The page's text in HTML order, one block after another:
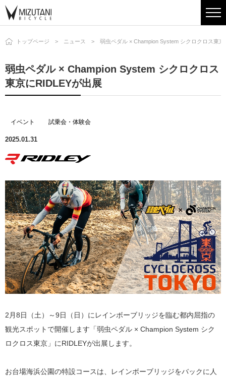
トップページ ニュース 弱虫ペダル × Champion System シクロクロス東
弱虫ペダル × Champion System シクロクロス
東京にRIDLEYが出展
イベント 試乗会・体験会
2025.01.31
2月8日（土）～9日（日）にレインボーブリッジを臨む都内屈指の
観光スポットで開催します「弱虫ペダル × Champion System シク
ロクロス東京」にRIDLEYが出展します。
お台場海浜公園の特設コースは、レインボーブリッジをバックに人